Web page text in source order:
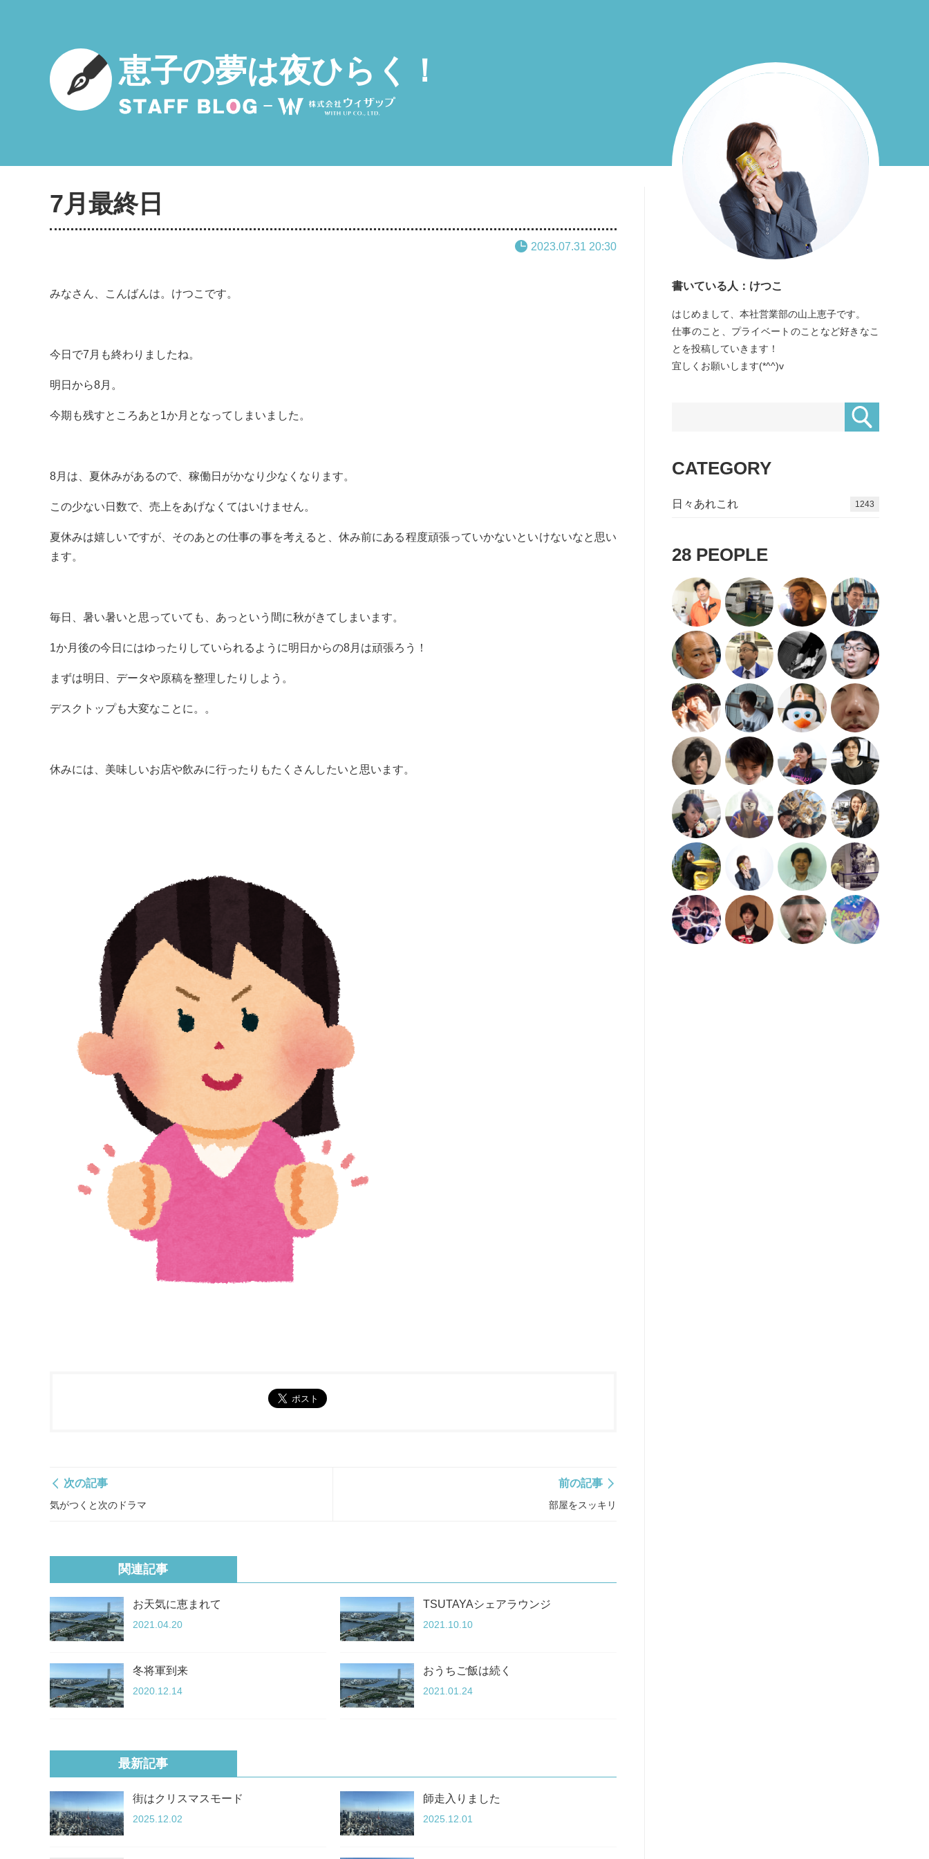
恵子の夢は夜ひらく！
7月最終日
2023.07.31 20:30
みなさん、こんばんは。けつこです。
今日で7月も終わりましたね。
明日から8月。
今期も残すところあと1か月となってしまいました。
8月は、夏休みがあるので、稼働日がかなり少なくなります。
この少ない日数で、売上をあげなくてはいけません。
夏休みは嬉しいですが、そのあとの仕事の事を考えると、休み前にある程度頑張っていかないといけないなと思い
ます。
毎日、暑い暑いと思っていても、あっという間に秋がきてしまいます。
1か月後の今日にはゆったりしていられるように明日からの8月は頑張ろう！
まずは明日、データや原稿を整理したりしよう。
デスクトップも大変なことに。。
休みには、美味しいお店や飲みに行ったりもたくさんしたいと思います。
次の記事
気がつくと次のドラマ
前の記事
部屋をスッキリ
関連記事
お天気に恵まれて
2021.04.20
TSUTAYAシェアラウンジ
2021.10.10
冬将軍到来
2020.12.14
おうちご飯は続く
2021.01.24
最新記事
街はクリスマスモード
2025.12.02
師走入りました
2025.12.01
書いている人：けつこ
はじめまして、本社営業部の山上恵子です。
仕事のこと、プライベートのことなど好きなこ
とを投稿していきます！
宜しくお願いします(*^^)v
CATEGORY
日々あれこれ 1462
28 PEOPLE